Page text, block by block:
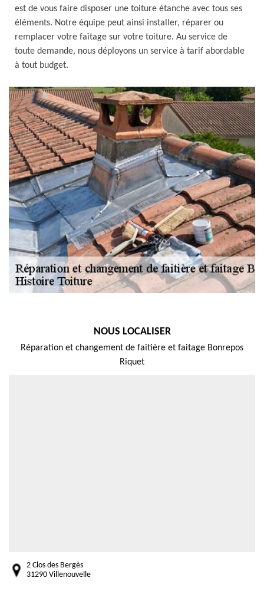
est de vous faire disposer une toiture étanche avec tous ses
éléments. Notre équipe peut ainsi installer, réparer ou
remplacer votre faîtage sur votre toiture. Au service de
toute demande, nous déployons un service à tarif abordable
à tout budget.
NOUS LOCALISER
Réparation et changement de faitière et faitage Bonrepos
Riquet
2 Clos des Bergès
31290 Villenouvelle